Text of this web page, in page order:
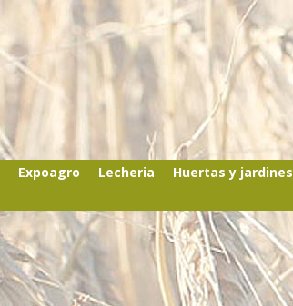
Expoagro Lecheria Huertas y jardines